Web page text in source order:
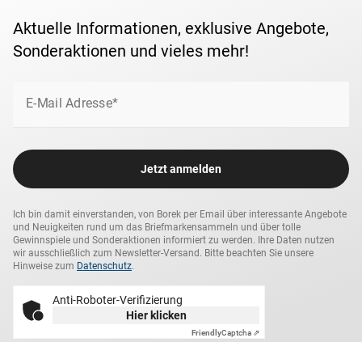
Aktuelle Informationen, exklusive Angebote,
Sonderaktionen und vieles mehr!
E-Mail Adresse*
Jetzt anmelden
Ich bin damit einverstanden, von Borek per Email über interessante Angebote
und Neuigkeiten rund um das Briefmarkensammeln und über tolle
Gewinnspiele und Sonderaktionen informiert zu werden. Ihre Daten nutzen
wir ausschließlich zum Newsletter-Versand. Bitte beachten Sie unsere
Hinweise zum Datenschutz.
Anti-Roboter-Verifizierung
Hier klicken
FriendlyCaptcha ⇗